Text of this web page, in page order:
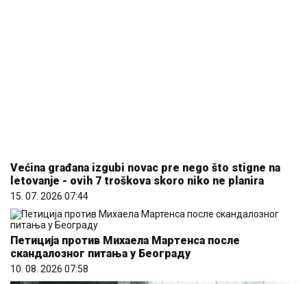
Петиција против Михаела Мартенса после
скандалозног питања у Београду
10. 08. 2026 07:58